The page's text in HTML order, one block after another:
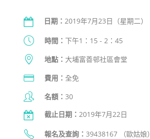
日期： 2019年7月23日（星期二）
時間： 下午1：15 - 2：45
地點： 大埔富善邨社區會堂
費用： 全免
名額： 30
截止日期： 2019年7月22日
報名及查詢： 39438167 （歐姑娘）